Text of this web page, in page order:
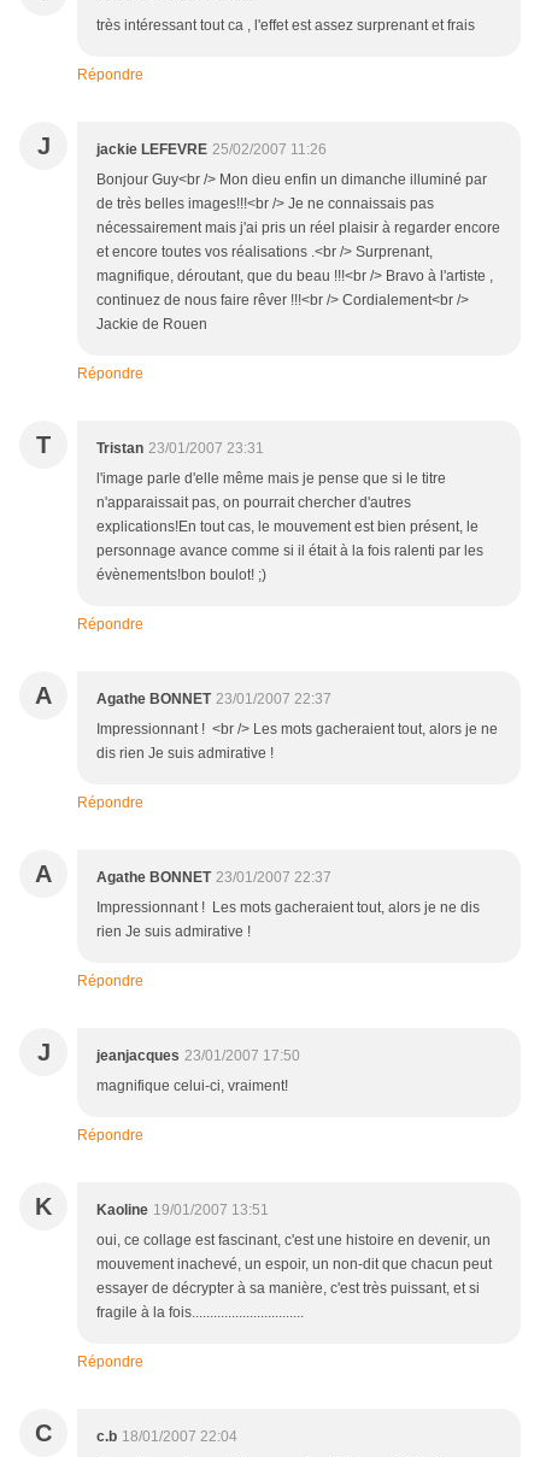
très intéressant tout ca , l'effet est assez surprenant et frais
Répondre
J jackie LEFEVRE 25/02/2007 11:26
Bonjour Guy<br /> Mon dieu enfin un dimanche illuminé par
de très belles images!!!<br /> Je ne connaissais pas
nécessairement mais j'ai pris un réel plaisir à regarder encore
et encore toutes vos réalisations .<br /> Surprenant,
magnifique, déroutant, que du beau !!!<br /> Bravo à l'artiste ,
continuez de nous faire rêver !!!<br /> Cordialement<br />
Jackie de Rouen
Répondre
T Tristan 23/01/2007 23:31
l'image parle d'elle même mais je pense que si le titre
n'apparaissait pas, on pourrait chercher d'autres
explications!En tout cas, le mouvement est bien présent, le
personnage avance comme si il était à la fois ralenti par les
évènements!bon boulot! ;)
Répondre
A Agathe BONNET 23/01/2007 22:37
Impressionnant ! <br /> Les mots gacheraient tout, alors je ne
dis rien Je suis admirative !
Répondre
A Agathe BONNET 23/01/2007 22:37
Impressionnant ! Les mots gacheraient tout, alors je ne dis
rien Je suis admirative !
Répondre
J jeanjacques 23/01/2007 17:50
magnifique celui-ci, vraiment!
Répondre
K Kaoline 19/01/2007 13:51
oui, ce collage est fascinant, c'est une histoire en devenir, un
mouvement inachevé, un espoir, un non-dit que chacun peut
essayer de décrypter à sa manière, c'est très puissant, et si
fragile à la fois...............................
Répondre
C c.b 18/01/2007 22:04